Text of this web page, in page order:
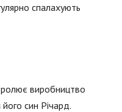
спалахують
виробництво
син Річард.